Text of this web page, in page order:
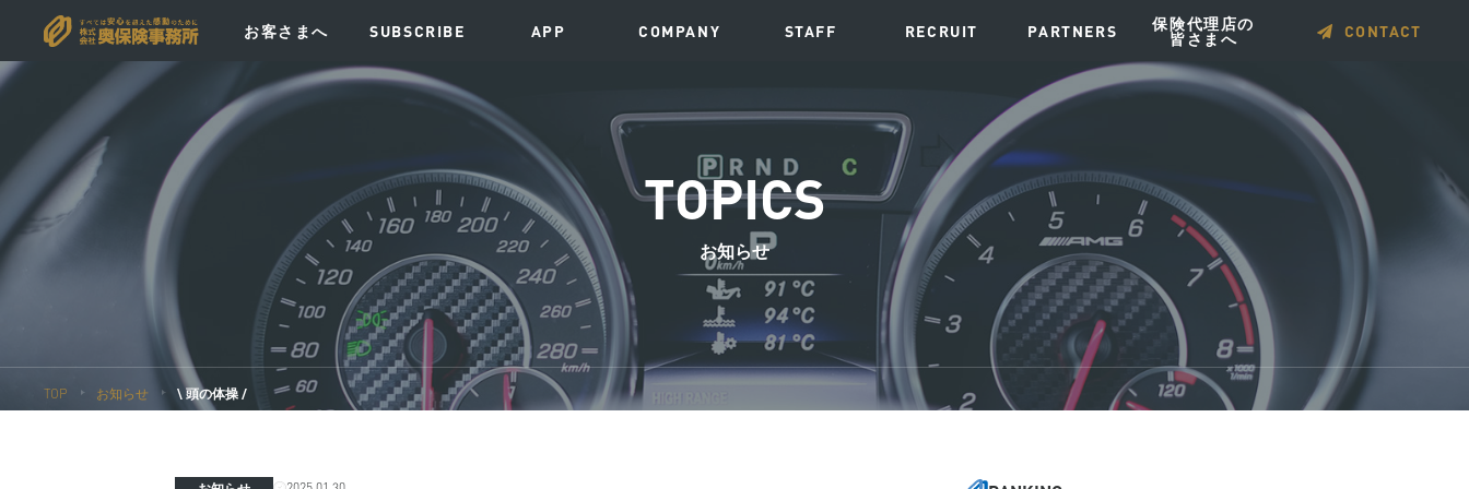
お客さまへ
VISION
SUBSCRIBE APP COMPANY STAFF RECRUIT PARTNERS 保険代理店の
皆さまへ CONTACT
TOPICS
お知らせ
TOP お知らせ \ 頭の体操 /